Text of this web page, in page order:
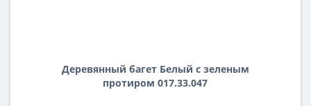
Деревянный багет Белый с зеленым
протиром 017.33.047